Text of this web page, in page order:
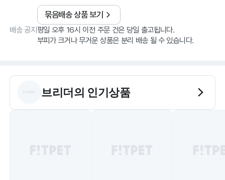
묶음배송 상품 보기
배송 공지 평일 오후 16시 이전 주문 건은 당일 출고됩니다.
부피가 크거나 무거운 상품은 분리 배송 될 수 있습니다.
브리더의 인기상품